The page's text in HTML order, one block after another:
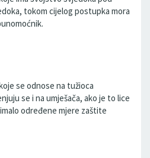
tokom cijelog postupka mora
se odnose na tužioca
se i na umješača, ako je to lice
određene mjere zaštite